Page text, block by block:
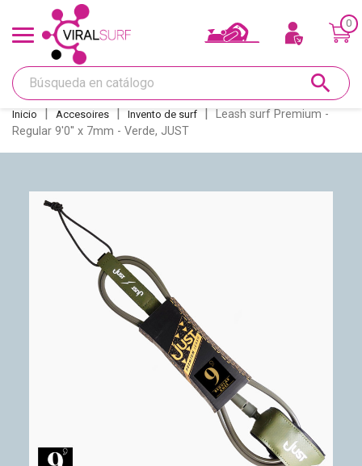
Ofertas y Tarjeta regalo
Shape
Glass
Réparations
Quillas
0
search
Inicio Accesoires Invento de surf
Leash surf Premium -
Regular 9'0'' x 7mm - Verde, JUST